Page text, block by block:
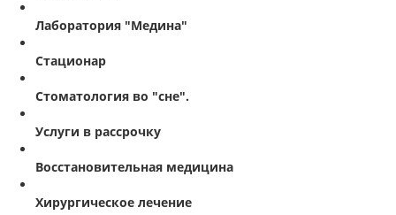
Лаборатория "Медина"
Стационар
Стоматология во "сне".
Услуги в рассрочку
Восстановительная медицина
Хирургическое лечение